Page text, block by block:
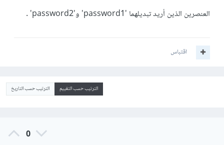
العنصرين الذين أريد تبديلهما 'password1' و'password2' .
اقتباس
الترتيب حسب التقييم الترتيب حسب التاريخ
0